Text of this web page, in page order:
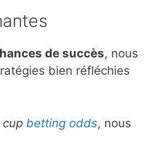
de succès, nous
bien réfléchies
betting odds, nous